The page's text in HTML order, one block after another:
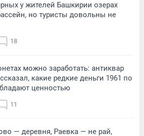
у жителей Башкирии озерах
но туристы довольны не
18
можно заработать: антиквар
какие редкие деньги 1961 по
ценностью
11
— деревня, Раевка — не рай,